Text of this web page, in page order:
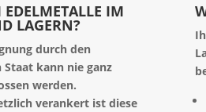
IM
LAGERN?
durch den
Staat kann nie ganz
werden.
verankert ist diese